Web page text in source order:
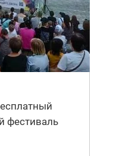
фестиваль